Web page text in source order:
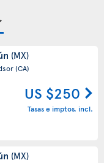
(MX)
(CA)
US $250
Tasas e imptos. incl.
(MX)